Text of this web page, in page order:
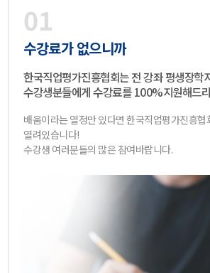
01
수강료가 없으니까
한국직업평가진흥협회는 전 강좌 평생장학
수강생분들에게 수강료를 100%지원해드
배움이라는 열정만 있다면 한국직업평가진흥협
열려있습니다!
수강생 여러분들의 많은 참여바랍니다.